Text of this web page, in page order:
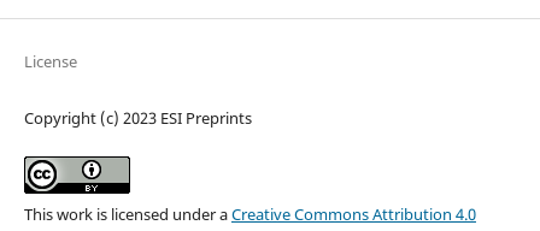
License
Copyright (c) 2023 ESI Preprints
This work is licensed under aCreative Commons Attribution 4.0